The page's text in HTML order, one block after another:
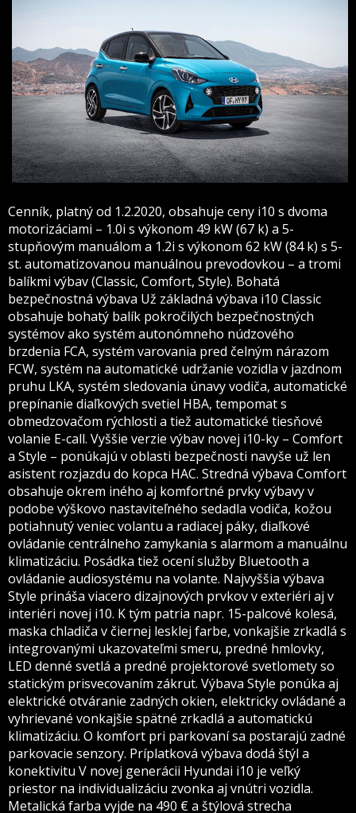
Cenník, platný od 1.2.2020, obsahuje ceny i10 s dvoma
motorizáciami – 1.0i s výkonom 49 kW (67 k) a 5-
stupňovým manuálom a 1.2i s výkonom 62 kW (84 k) s 5-
st. automatizovanou manuálnou prevodovkou – a tromi
balíkmi výbav (Classic, Comfort, Style). Bohatá
bezpečnostná výbava Už základná výbava i10 Classic
obsahuje bohatý balík pokročilých bezpečnostných
systémov ako systém autonómneho núdzového
brzdenia FCA, systém varovania pred čelným nárazom
FCW, systém na automatické udržanie vozidla v jazdnom
pruhu LKA, systém sledovania únavy vodiča, automatické
prepínanie diaľkových svetiel HBA, tempomat s
obmedzovačom rýchlosti a tiež automatické tiesňové
volanie E-call. Vyššie verzie výbav novej i10-ky – Comfort
a Style – ponúkajú v oblasti bezpečnosti navyše už len
asistent rozjazdu do kopca HAC. Stredná výbava Comfort
obsahuje okrem iného aj komfortné prvky výbavy v
podobe výškovo nastaviteľného sedadla vodiča, kožou
potiahnutý veniec volantu a radiacej páky, diaľkové
ovládanie centrálneho zamykania s alarmom a manuálnu
klimatizáciu. Posádka tiež ocení služby Bluetooth a
ovládanie audiosystému na volante. Najvyššia výbava
Style prináša viacero dizajnových prvkov v exteriéri aj v
interiéri novej i10. K tým patria napr. 15-palcové kolesá,
maska chladiča v čiernej lesklej farbe, vonkajšie zrkadlá s
integrovanými ukazovateľmi smeru, predné hmlovky,
LED denné svetlá a predné projektorové svetlomety so
statickým prisvecovaním zákrut. Výbava Style ponúka aj
elektrické otváranie zadných okien, elektricky ovládané a
vyhrievané vonkajšie spätné zrkadlá a automatickú
klimatizáciu. O komfort pri parkovaní sa postarajú zadné
parkovacie senzory. Príplatková výbava dodá štýl a
konektivitu V novej generácii Hyundai i10 je veľký
priestor na individualizáciu zvonka aj vnútri vozidla.
Metalická farba vyjde na 490 € a štýlová strecha